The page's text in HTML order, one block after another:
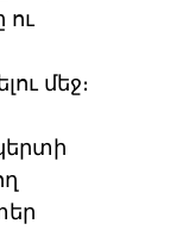
ու
մեջ։